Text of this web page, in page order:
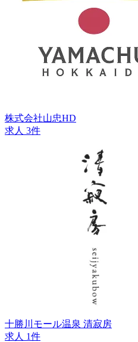
株式会社山忠HD
求人 3件
十勝川モール温泉 清寂房
求人 1件